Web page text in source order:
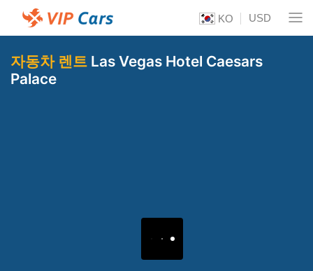
KO USD
자동차 렌트 Las Vegas Hotel Caesars
Palace